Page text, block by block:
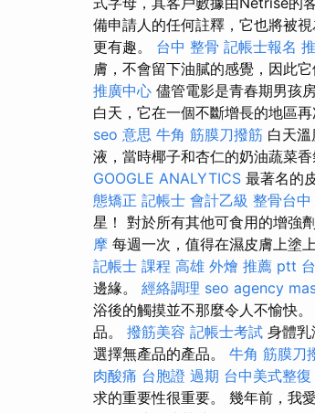
備申請人的任何註釋，它也將被
更有趣。 台中 整骨 記帳士報名
膚，不會留下油膩的感覺，因此
推廣中心 儘管電影是青春期男孩
白天，它在一個不斷增長的地區
seo 意思 牛角 筋膜刀撥筋 白天
液，當時椰子和杏仁的奶油蔬菜
GOOGLE ANALYTICS 最著名的
態矯正 記帳士 會計乙級 整骨台中
星！ 對於所有其他可食用的增強
摩 每週一次，值得在濕皮膚上塗
記帳士 課程 高雄 外燴 推薦 ptt
邊緣。 經絡調理 seo agency
浴後的觸摸並不那麼令人不愉快
品。 撥筋美容 記帳士考試 身體
選擇無產品的產品。 牛角 筋膜刀
肉酸痛 台胞證 過期 台中美式整復
求的重要性很重要。 幾年前，我